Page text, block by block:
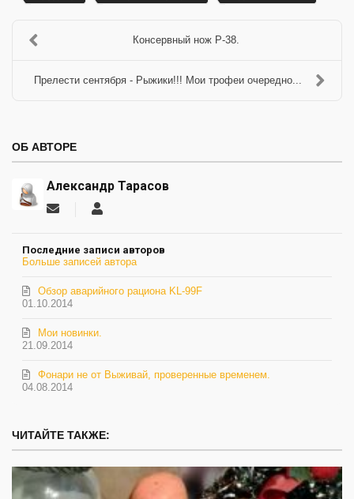
Консервный нож Р-38.
Прелести сентября - Рыжики!!! Мои трофеи очередно...
ОБ АВТОРЕ
Александр Тарасов
Подписаться
автора
Последние записи авторов
Больше записей автора
01.10.2014
Обзор аварийного рациона KL-99F
21.09.2014
Мои новинки.
04.08.2014
Фонари не от Выживай, проверенные временем.
ЧИТАЙТЕ ТАКЖЕ: